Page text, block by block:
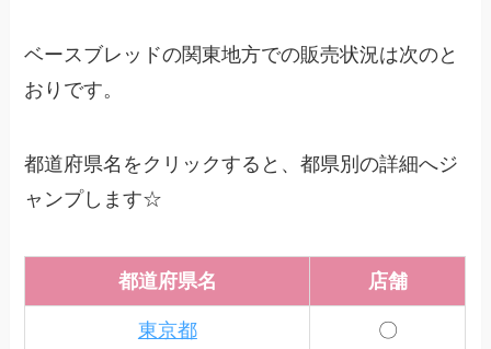
ベースブレッドの関東地方での販売状況は次のと
おりです。
都道府県名をクリックすると、都県別の詳細へジ
ャンプします☆
都道府県名 店舗
東京都 〇